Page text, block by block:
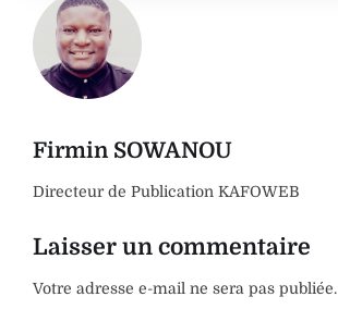
Firmin SOWANOU
Directeur de Publication KAFOWEB
Laisser un commentaire
Votre adresse e-mail ne sera pas publiée.